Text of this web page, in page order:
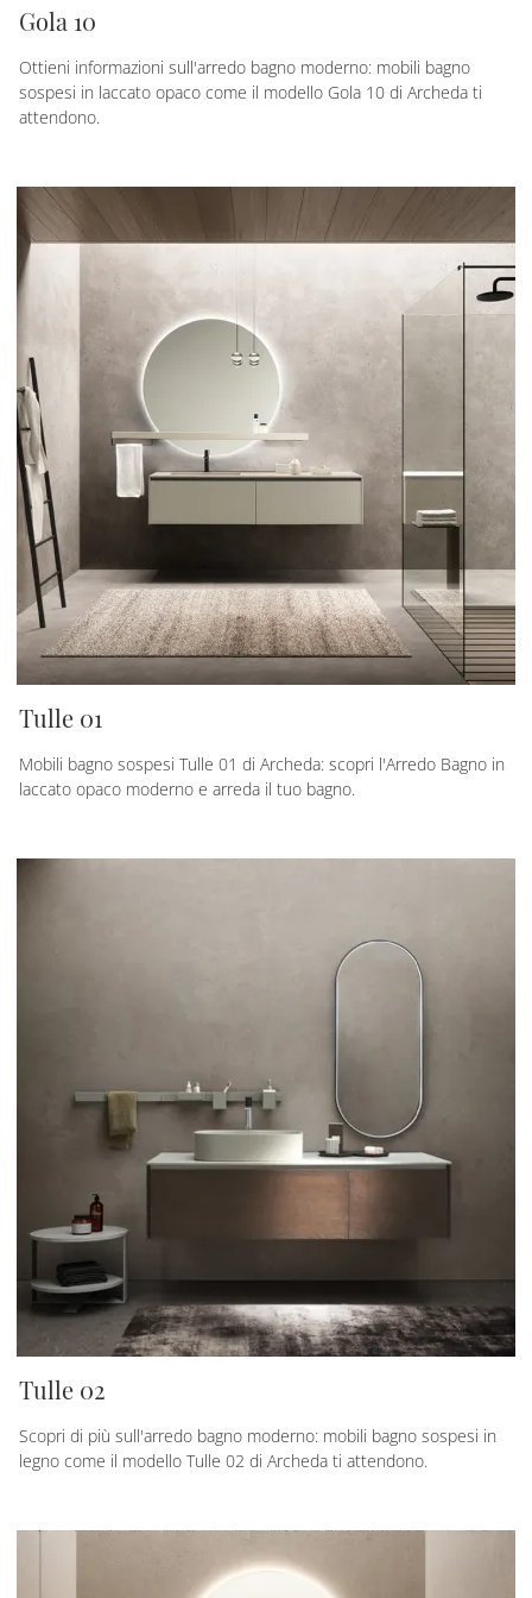
Gola 10
Ottieni informazioni sull'arredo bagno moderno: mobili bagno
sospesi in laccato opaco come il modello Gola 10 di Archeda ti
attendono.
Tulle 01
Mobili bagno sospesi Tulle 01 di Archeda: scopri l'Arredo Bagno in
laccato opaco moderno e arreda il tuo bagno.
Tulle 02
Scopri di più sull'arredo bagno moderno: mobili bagno sospesi in
legno come il modello Tulle 02 di Archeda ti attendono.